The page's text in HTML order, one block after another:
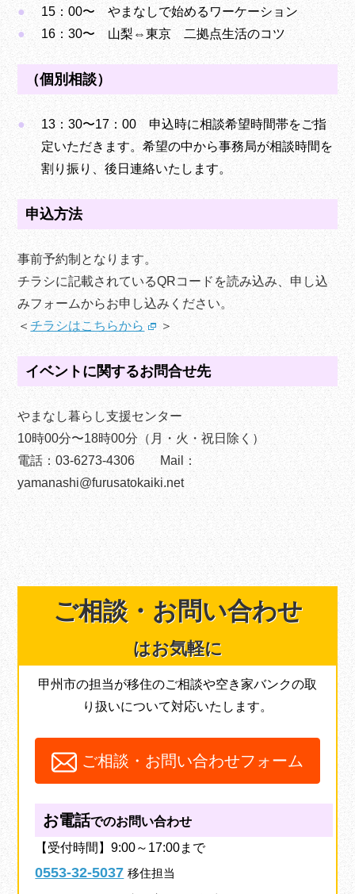
15：00〜 やまなしで始めるワーケーション
16：30〜 山梨⇔東京 二拠点生活のコツ
（個別相談）
13：30〜17：00 申込時に相談希望時間帯をご指
定いただきます。希望の中から事務局が相談時間を
割り振り、後日連絡いたします。
申込方法
事前予約制となります。
チラシに記載されているQRコードを読み込み、申し込
みフォームからお申し込みください。
＜チラシはこちらから ＞
イベントに関するお問合せ先
やまなし暮らし支援センター
10時00分〜18時00分（月・火・祝日除く）
電話：03-6273-4306 Mail：
yamanashi@furusatokaiki.net
ご相談・ お問い合わせ
はお気軽に
甲州市の担当が移住のご相談や空き家バンクの取
り扱いについて対応いたします。
ご相談・お問い合わせフォーム
お電話でのお問い合わせ
【受付時間】9:00～17:00まで
0553-32-5037 移住担当